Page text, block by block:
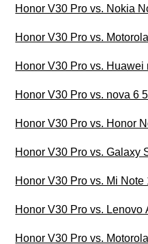
Honor V30 Pro vs. Nokia
Honor V30 Pro vs.
Honor V30 Pro vs. Huawei
Honor V30 Pro vs. nova 6
Honor V30 Pro vs. Honor
Honor V30 Pro vs. Galaxy
Honor V30 Pro vs. Mi Note
Honor V30 Pro vs. Lenovo
Honor V30 Pro vs.